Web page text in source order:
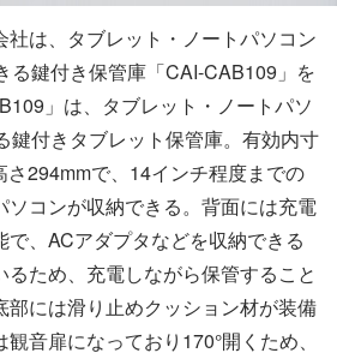
社は、タブレット・ノートパソコン
る鍵付き保管庫「CAI-CAB109」を
」は、タブレット・ノートパソ
鍵付きタブレット保管庫。有効内寸
294mmで、14インチ程度までの
ソコンが収納できる。背面には充電
で、ACアダプタなどを収納できる
ため、充電しながら保管すること
部には滑り止めクッション材が装備
音扉になっており170°開くため、